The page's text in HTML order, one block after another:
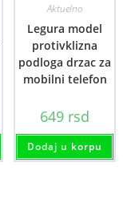
Aktuelno
Legura model
protivklizna
podloga drzac za
mobilni telefon
649 rsd
Dodaj u korpu